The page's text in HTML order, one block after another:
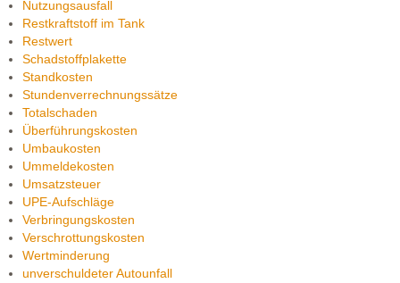
Nutzungsausfall
Restkraftstoff im Tank
Restwert
Schadstoffplakette
Standkosten
Stundenverrechnungssätze
Totalschaden
Überführungskosten
Umbaukosten
Ummeldekosten
Umsatzsteuer
UPE-Aufschläge
Verbringungskosten
Verschrottungskosten
Wertminderung
unverschuldeter Autounfall